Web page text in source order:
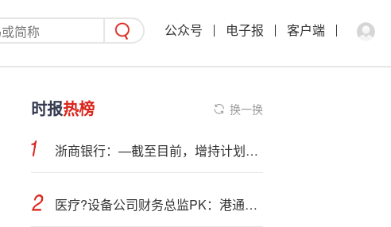
公众号 电子报 客户端
时报热榜 换一换
浙商银行：—截至目前，增持计划仍在进行中
医疗?设备公司财务总监PK：港通医疗张秋薪酬降幅最大 同比降幅达31.23%